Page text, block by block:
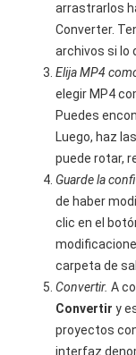
arrastrarlos
Converter.
archivos si lo
Elija MP4
elegir MP4
Puedes
Luego, haz
puede rotar,
Guarde la
de haber
clic en el
carpeta de
Convertir. A
Convertir y
proyectos
interfaz